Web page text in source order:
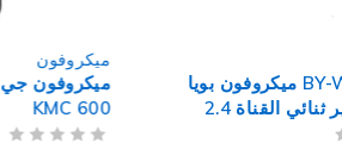
ميكروفون جي بي ال لاسلكي
KMC 600